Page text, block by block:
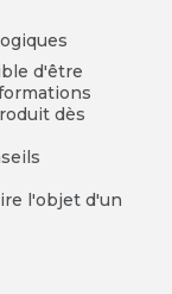
d'être
dès
l'objet d'un